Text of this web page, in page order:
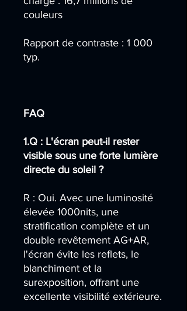
couleurs
Rapport de contraste : 1 000
typ.
FAQ
1.Q : L'écran peut-il rester
visible sous une forte lumière
directe du soleil ?
R : Oui. Avec une luminosité
élevée 1000nits, une
stratification complète et un
double revêtement AG+AR,
l'écran évite les reflets, le
blanchiment et la
surexposition, offrant une
excellente visibilité extérieure.